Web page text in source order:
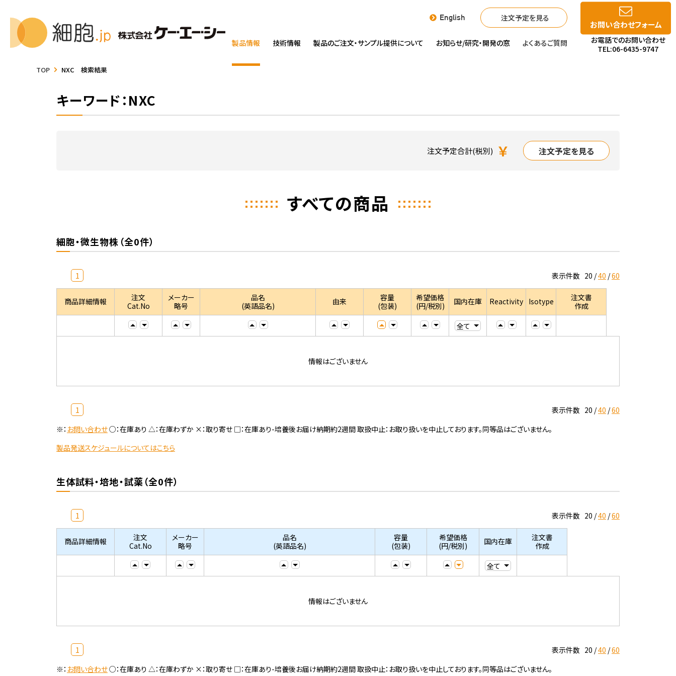
English 注文予定を見る
製品情報 技術情報 製品のご注文・サンプル提供について お知らせ/研究・開発の窓 よくあるご質問
お問い合わせフォーム
お電話でのお問い合わせ
TEL:06-6435-9747
TOP NXC 検索結果
キーワード：NXC
注文予定合計(税別) ￥ 注文予定を見る
すべての商品
細胞・微生物株（全0件）
1 表示件数 20 40 60
商品詳細情報
注文
Cat.No
メーカー
略号
品名
(英語品名)
由来
容量
(包装)
希望価格
(円/税別)
国内在庫 Reactivity Isotype
注文書
作成
情報はございません
1 表示件数 20 40 60
※： お問い合わせ○：在庫あり △：在庫わずか ×：取り寄せ □：在庫あり-培養後お届け納期約2週間 取扱中止：お取り扱いを中止しております。同等品はございません。
製品発送スケジュールについてはこちら
生体試料・培地・試薬（全0件）
1 表示件数 20 40 60
商品詳細情報
注文
Cat.No
メーカー
略号
品名
(英語品名)
容量
(包装)
希望価格
(円/税別)
国内在庫
注文書
作成
情報はございません
1 表示件数 20 40 60
※： お問い合わせ○：在庫あり △：在庫わずか ×：取り寄せ □：在庫あり-培養後お届け納期約2週間 取扱中止：お取り扱いを中止しております。同等品はございません。